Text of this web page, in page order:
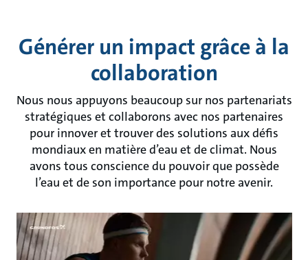
Générer un impact grâce à la
collaboration
Nous nous appuyons beaucoup sur nos partenariats
stratégiques et collaborons avec nos partenaires
pour innover et trouver des solutions aux défis
mondiaux en matière d’eau et de climat. Nous
avons tous conscience du pouvoir que possède
l’eau et de son importance pour notre avenir.